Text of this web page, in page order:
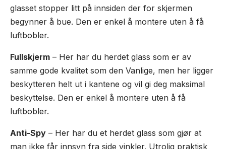
glasset stopper litt på innsiden der for skjermen
begynner å bue. Den er enkel å montere uten å få
luftbobler.
Fullskjerm – Her har du herdet glass som er av
samme gode kvalitet som den Vanlige, men her ligger
beskytteren helt ut i kantene og vil gi deg maksimal
beskyttelse. Den er enkel å montere uten å få
luftbobler.
Anti-Spy – Her har du et herdet glass som gjør at
man ikke får innsyn fra side vinkler. Utrolig praktisk